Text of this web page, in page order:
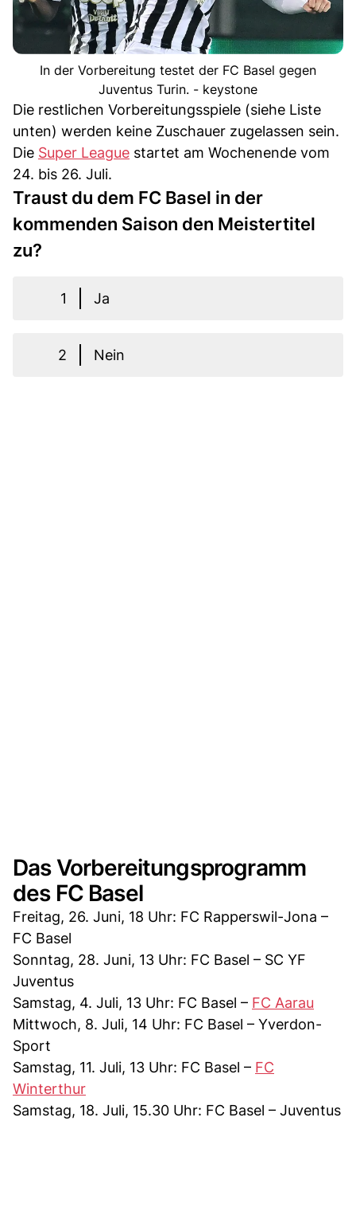
In der Vorbereitung testet der FC Basel gegen
Juventus Turin. - keystone
Die restlichen Vorbereitungsspiele (siehe Liste
unten) werden keine Zuschauer zugelassen sein.
Die Super League startet am Wochenende vom
24. bis 26. Juli.
Traust du dem FC Basel in der
kommenden Saison den Meistertitel
zu?
1 Ja
2 Nein
Das Vorbereitungsprogramm
des FC Basel
Freitag, 26. Juni, 18 Uhr: FC Rapperswil-Jona –
FC Basel
Sonntag, 28. Juni, 13 Uhr: FC Basel – SC YF
Juventus
Samstag, 4. Juli, 13 Uhr: FC Basel – FC Aarau
Mittwoch, 8. Juli, 14 Uhr: FC Basel – Yverdon-
Sport
Samstag, 11. Juli, 13 Uhr: FC Basel – FC
Winterthur
Samstag, 18. Juli, 15.30 Uhr: FC Basel – Juventus